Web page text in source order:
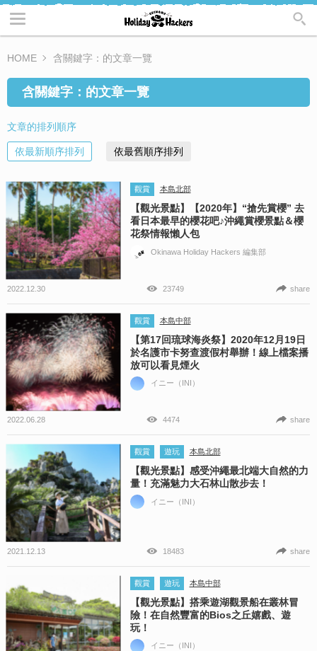
HOME 含關鍵字：的文章一覽
含關鍵字：的文章一覽
文章的排列順序
依最新順序排列 依最舊順序排列
觀賞 本島北部
【觀光景點】【2020年】“搶先賞櫻” 去
看日本最早的櫻花吧♪沖繩賞櫻景點＆櫻
花祭情報懶人包
Okinawa Holiday Hackers 編集部
2022.12.30 23749 share
觀賞 本島中部
【第17回琉球海炎祭】2020年12月19日
於名護市卡努查渡假村舉辦！線上檔案播
放可以看見煙火
イニー（INI）
2022.06.28 4474 share
觀賞 遊玩 本島北部
【觀光景點】感受沖繩最北端大自然的力
量！充滿魅力大石林山散步去！
イニー（INI）
2021.12.13 18483 share
觀賞 遊玩 本島中部
【觀光景點】搭乘遊湖觀景船在叢林冒
險！在自然豐富的Bios之丘嬉戲、遊
玩！
イニー（INI）